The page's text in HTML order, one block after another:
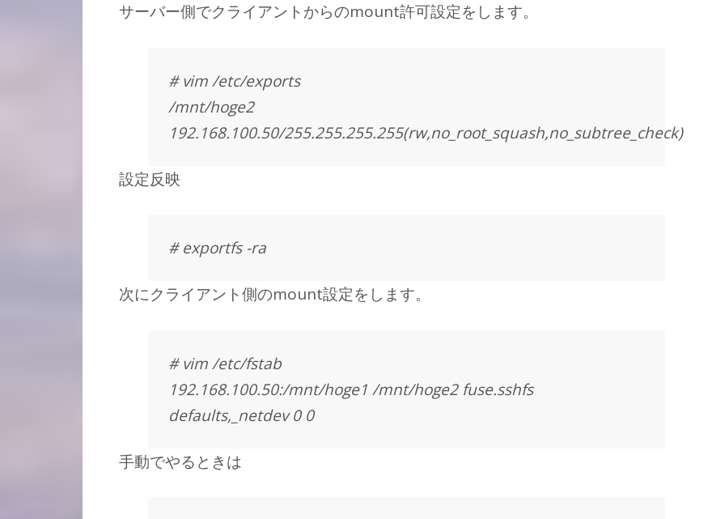
サーバー側でクライアントからのmount許可設定をします。
# vim /etc/exports
/mnt/hoge2
192.168.100.50/255.255.255.255(rw,no_root_squash,no_subtree_check)
設定反映
# exportfs -ra
次にクライアント側のmount設定をします。
# vim /etc/fstab
192.168.100.50:/mnt/hoge1 /mnt/hoge2 fuse.sshfs
defaults,_netdev 0 0
手動でやるときは